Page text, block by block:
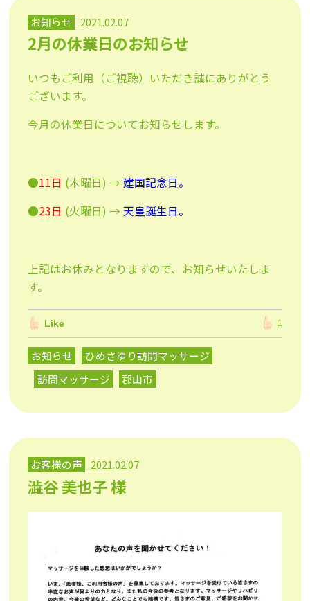
お知らせ 2021.02.07
2月の休業日のお知らせ
いつもご利用（ご視聴）いただき誠にありがとう
ございます。
今月の休業日についてお知らせします。
●11日 (木曜日) →建国記念日。
●23日 (火曜日) →天皇誕生日。
上記はお休みとなりますので、お知らせいたしま
す。
Like 1
お知らせ
ひめさゆり訪問マッサージ
訪問マッサージ
郡山市
お客様の声 2021.02.07
澁谷 美也子 様